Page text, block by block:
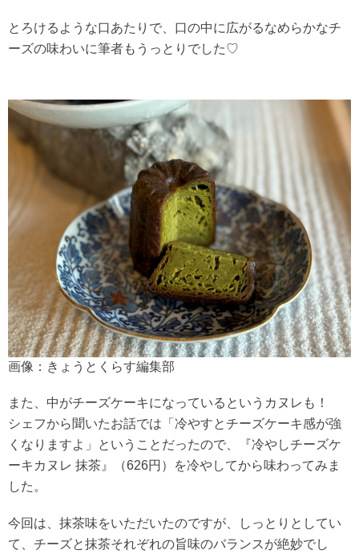
とろけるような口あたりで、口の中に広がるなめらかなチ
ーズの味わいに筆者もうっとりでした♡
画像：きょうとくらす編集部
また、中がチーズケーキになっているというカヌレも！
シェフから聞いたお話では「冷やすとチーズケーキ感が強
くなりますよ」ということだったので、『冷やしチーズケ
ーキカヌレ 抹茶』（626円）を冷やしてから味わってみま
した。
今回は、抹茶味をいただいたのですが、しっとりとしてい
て、チーズと抹茶それぞれの旨味のバランスが絶妙でし